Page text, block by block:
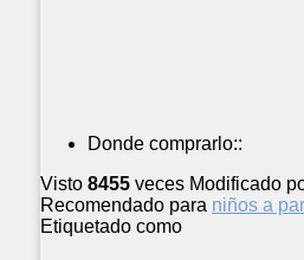
Donde comprarlo::
Visto 8455 veces Modificado
Recomendado para niños a
Etiquetado como